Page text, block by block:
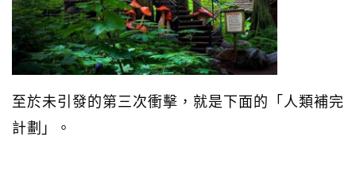
至於未引發的第三次衝擊，就是下面的「人類補完
計劃」。